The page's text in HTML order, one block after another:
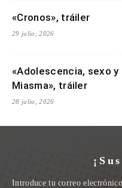
«Cronos», tráiler
29 julio, 2026
«Adolescencia, sexo
Miasma», tráiler
28 julio, 2026
Introduce tu correo